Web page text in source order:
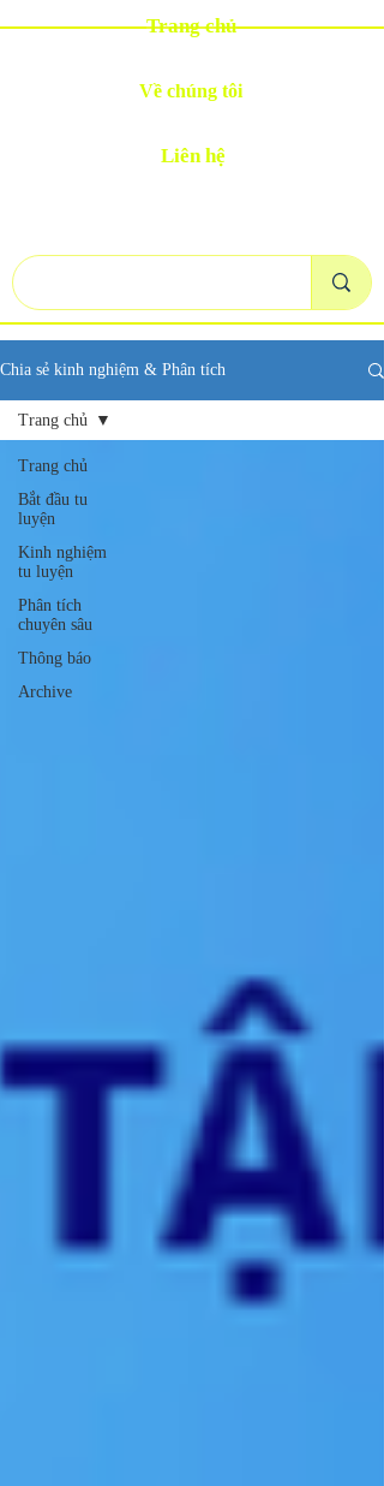
Trang chủ
Về chúng tôi
Liên hệ
Chia sẻ kinh nghiệm & Phân tích
Trang chủ
Bắt đầu tu
luyện
Kinh nghiệm
tu luyện
Phân tích
chuyên sâu
Thông báo
Archive
Trang chủ